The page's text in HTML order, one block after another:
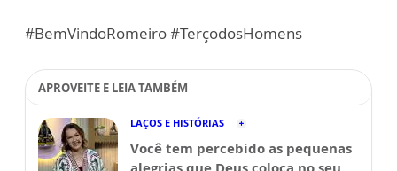
#BemVindoRomeiro #TerçodosHomens
APROVEITE E LEIA TAMBÉM
LAÇOS E HISTÓRIAS
Você tem percebido as pequenas
alegrias que Deus coloca no seu